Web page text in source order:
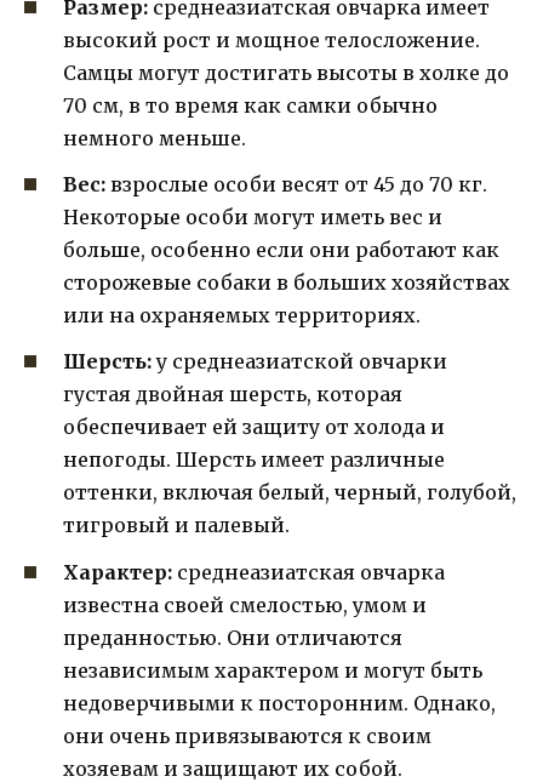
Размер: среднеазиатская овчарка имеет
высокий рост и мощное телосложение.
Самцы могут достигать высоты в холке до
70 см, в то время как самки обычно
немного меньше.
Вес: взрослые особи весят от 45 до 70 кг.
Некоторые особи могут иметь вес и
больше, особенно если они работают как
сторожевые собаки в больших хозяйствах
или на охраняемых территориях.
Шерсть:у среднеазиатской овчарки
густая двойная шерсть, которая
обеспечивает ей защиту от холода и
непогоды. Шерсть имеет различные
оттенки, включая белый, черный, голубой,
тигровый и палевый.
Характер: среднеазиатская овчарка
известна своей смелостью, умом и
преданностью. Они отличаются
независимым характером и могут быть
недоверчивыми к посторонним. Однако,
они очень привязываются к своим
хозяевам и защищают их собой.